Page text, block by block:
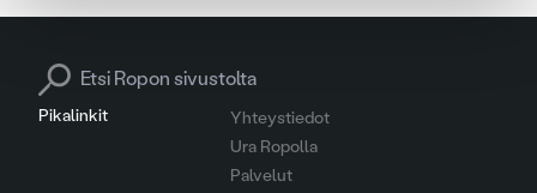
Pikalinkit
Yhteystiedot
Ura Ropolla
Palvelut
Search for: